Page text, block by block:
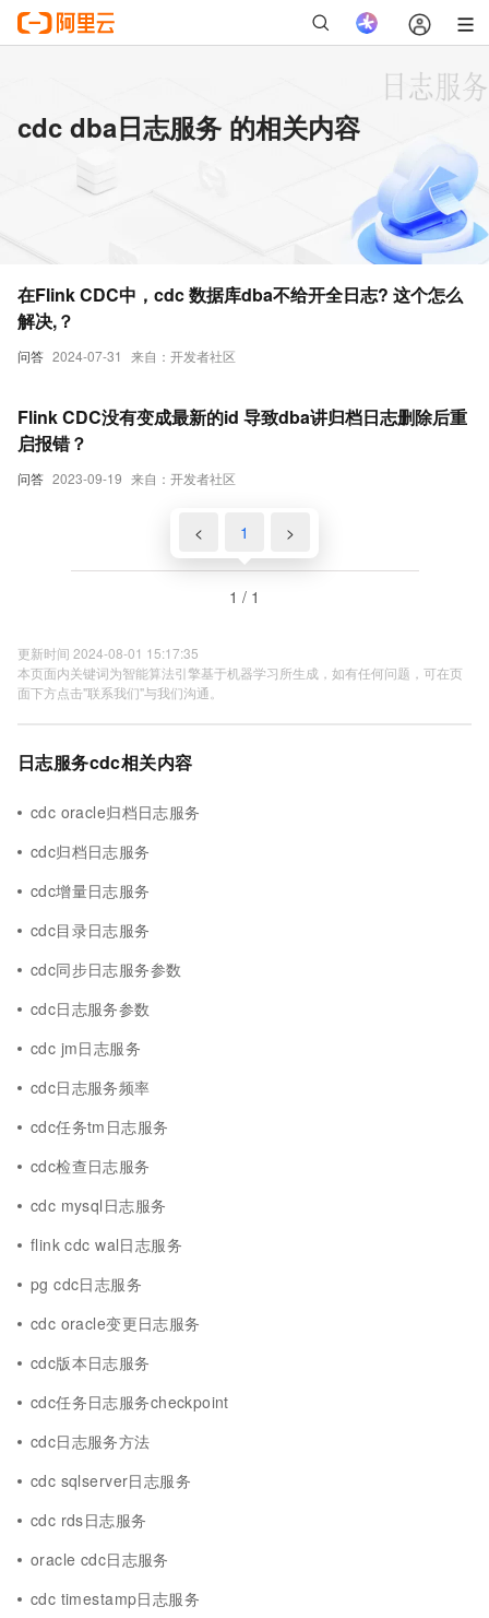
cdc dba日志服务 的相关内容
问答 2024-07-31 来自：开发者社区
在Flink CDC中，cdc 数据库dba不给开全日志? 这个怎么
解决,？
问答 2023-09-19 来自：开发者社区
Flink CDC没有变成最新的id 导致dba讲归档日志删除后重
启报错？
< 1 >
1 / 1
更新时间 2024-08-01 15:17:35
本页面内关键词为智能算法引擎基于机器学习所生成，如有任何问题，可在页
面下方点击"联系我们"与我们沟通。
日志服务cdc相关内容
cdc oracle归档日志服务
cdc归档日志服务
cdc增量日志服务
cdc目录日志服务
cdc同步日志服务参数
cdc日志服务参数
cdc jm日志服务
cdc日志服务频率
cdc任务tm日志服务
cdc检查日志服务
cdc mysql日志服务
flink cdc wal日志服务
pg cdc日志服务
cdc oracle变更日志服务
cdc版本日志服务
cdc任务日志服务checkpoint
cdc日志服务方法
cdc sqlserver日志服务
cdc rds日志服务
oracle cdc日志服务
cdc timestamp日志服务